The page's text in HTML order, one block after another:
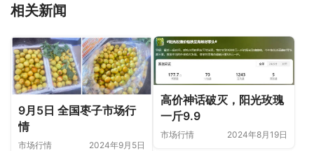
相关新闻
9月5日 全国枣子市场行
情
市场行情 2024年9月5日
高价神话破灭，阳光玫瑰
一斤9.9
市场行情 2024年8月19日